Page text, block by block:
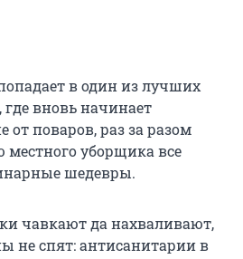
в один из лучших
вновь начинает
от поваров, раз за разом
уборщика все
шедевры.
чавкают да нахваливают,
не спят: антисанитарии в